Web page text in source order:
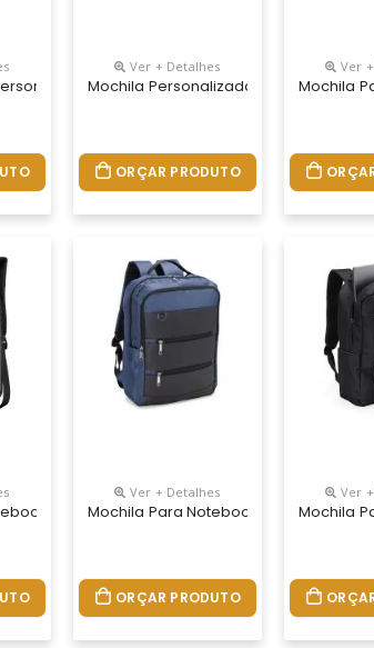
Ver + Detalhes
Mochila Personalizada
ORÇAR PRODUTO
Ver
Mochila
Personalizada
Ver + Detalhes
Mochila Para Notebook Personalizada
ORÇAR PRODUTO
Ver
Mochila